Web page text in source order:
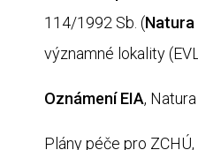
114/1992 Sb. (Natura
významné lokality
Oznámení EIA,
Plány péče pro